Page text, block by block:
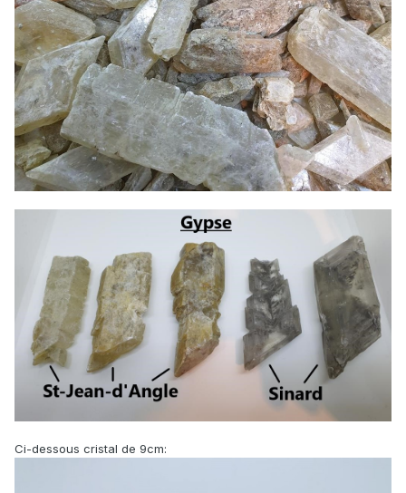
Ci-dessous cristal de 9cm: